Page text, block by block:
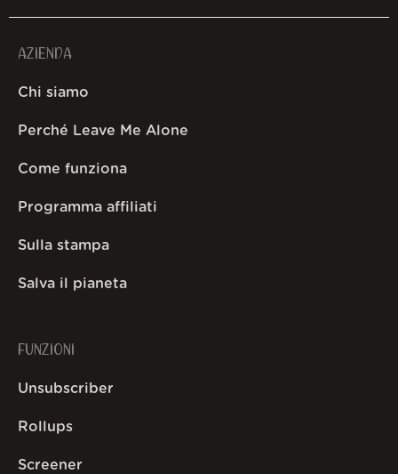
AZIENDA
Chi siamo
Perché Leave Me Alone
Come funziona
Programma affiliati
Sulla stampa
Salva il pianeta
FUNZIONI
Unsubscriber
Rollups
Screener